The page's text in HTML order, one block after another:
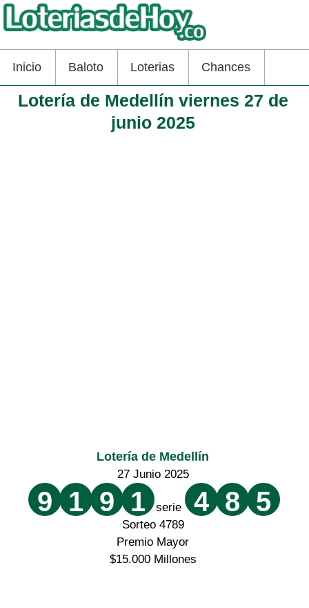
Inicio Baloto Loterias Chances
Lotería de Medellín viernes 27 de
junio 2025
Lotería de Medellín
27 Junio 2025
9 1 9 1 serie 4 8 5
Sorteo 4789
Premio Mayor
$15.000 Millones